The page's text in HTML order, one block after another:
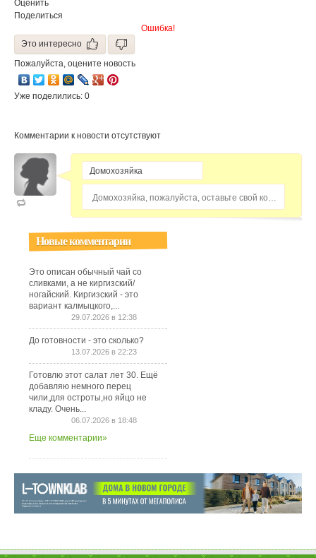
Оценить
Поделиться
Ошибка!
Это интересно
Пожалуйста, оцените новость
Уже поделились: 0
Комментарии к новости отсутствуют
Домохозяйка, пожалуйста, оставьте свой комментарий...
Новые комментарии
Это описан обычный чай со
сливками, а не киргизский/
ногайский. Киргизский - это
вариант калмыцкого,...
29.07.2026 в 12:38
До готовности - это сколько?
13.07.2026 в 22:23
Готовлю этот салат лет 30. Ещё
добавляю немного перец
чили,для остроты,но яйцо не
кладу. Очень...
06.07.2026 в 18:48
Еще комментарии»